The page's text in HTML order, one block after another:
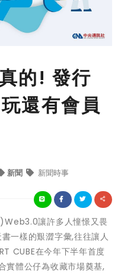
的! 發行
還有會員
新聞 新聞時事
讓許多人憧憬又畏
一樣的艱澀字彙,往往讓人
CUBE在今年下半年首度
實體公仔為收藏市場奠基,